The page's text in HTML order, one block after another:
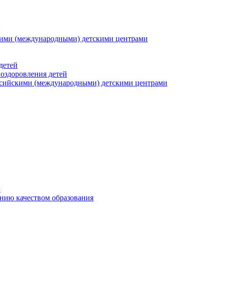
(международными) детскими центрами
детей
(международными) детскими центрами
качеством образования